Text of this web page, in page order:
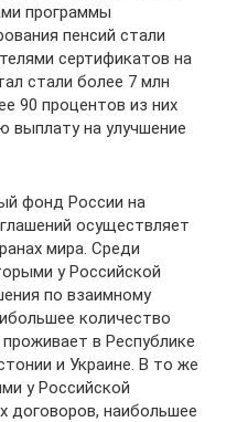
программы
пенсий стали
сертификатов на
стали более 7 млн
90 процентов из них
выплату на улучшение
фонд России на
осуществляет
мира. Среди
у Российской
по взаимному
количество
в Республике
и Украине. В то же
у Российской
договоров, наибольшее